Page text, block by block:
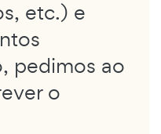
etc.) e
pedimos ao
o